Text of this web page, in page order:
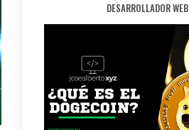
DESARROLLADOR WEB